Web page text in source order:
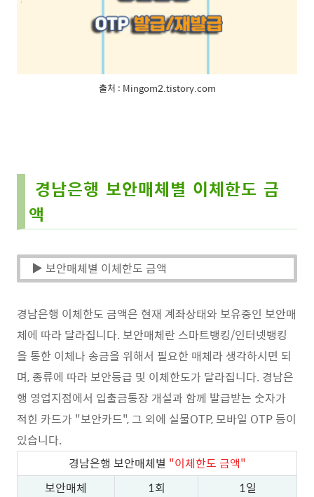
출처 : Mingom2.tistory.com
경남은행 보안매체별 이체한도 금
액
▶ 보안매체별 이체한도 금액
경남은행 이체한도 금액은 현재 계좌상태와 보유중인 보안매
체에 따라 달라집니다. 보안매체란 스마트뱅킹/인터넷뱅킹
을 통한 이체나 송금을 위해서 필요한 매체라 생각하시면 되
며, 종류에 따라 보안등급 및 이체한도가 달라집니다. 경남은
행 영업지점에서 입출금통장 개설과 함께 발급받는 숫자가
적힌 카드가 "보안카드", 그 외에 실물OTP, 모바일 OTP 등이
있습니다.
경남은행 보안매체별 "이체한도 금액"
보안매체
1회
1일